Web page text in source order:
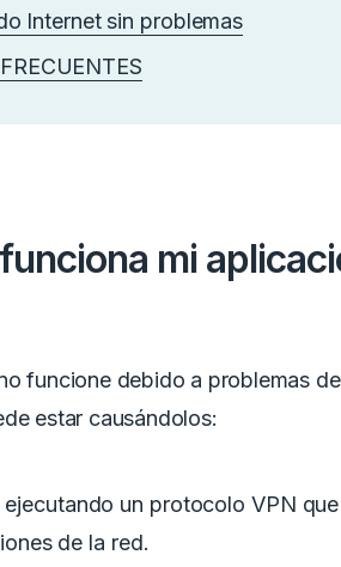
Internet sin problemas
mi
funcione debido a problemas
estar causándolos:
ejecutando un protocolo VPN
de la red.